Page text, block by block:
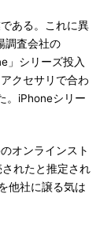
ある。これに異
調査会社の
」シリーズ投入
クセサリで合わ
。iPhoneシリー
オンラインスト
れたと推定され
他社に譲る気は